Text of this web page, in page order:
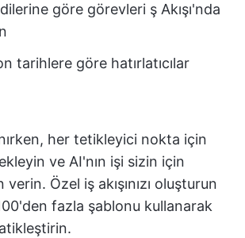
göre görevleri ş Akışı'nda
tarihlere göre hatırlatıcılar
her tetikleyici nokta için
ve AI'nın işi sizin için
verin. Özel iş akışınızı oluşturun
fazla şablonu kullanarak